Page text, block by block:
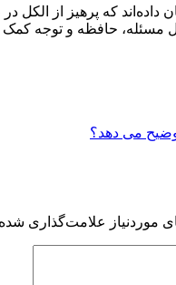
که پرهیز از الکل
مسئله، حافظه و توجه کمک
می دهد؟
موردنیاز علامت‌گذاری